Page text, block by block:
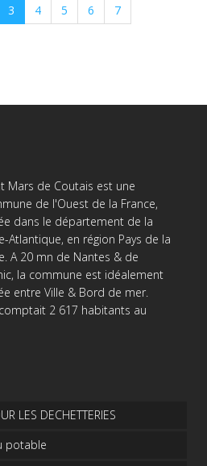
3 4 5 6
7
Mars de Coutais est une
de l'Ouest de la France,
dans le département de la
Atlantique, en région Pays de la
A 20 mn de Nantes & de
la commune est idéalement
entre Ville & Bord de mer.
2 617 habitants au
LES DECHETTERIES
potable